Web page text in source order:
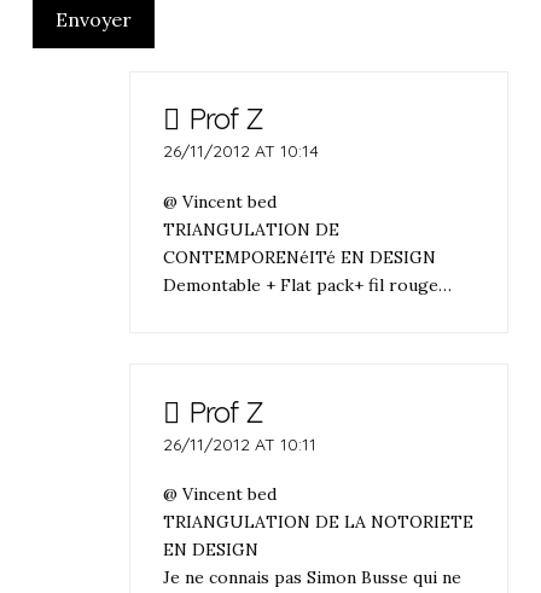
Envoyer
Prof Z
26/11/2012 AT 10:14
@ Vincent bed
TRIANGULATION DE
CONTEMPORENéITé EN DESIGN
Demontable + Flat pack+ fil rouge…
Prof Z
26/11/2012 AT 10:11
@ Vincent bed
TRIANGULATION DE LA NOTORIETE
EN DESIGN
Je ne connais pas Simon Busse qui ne